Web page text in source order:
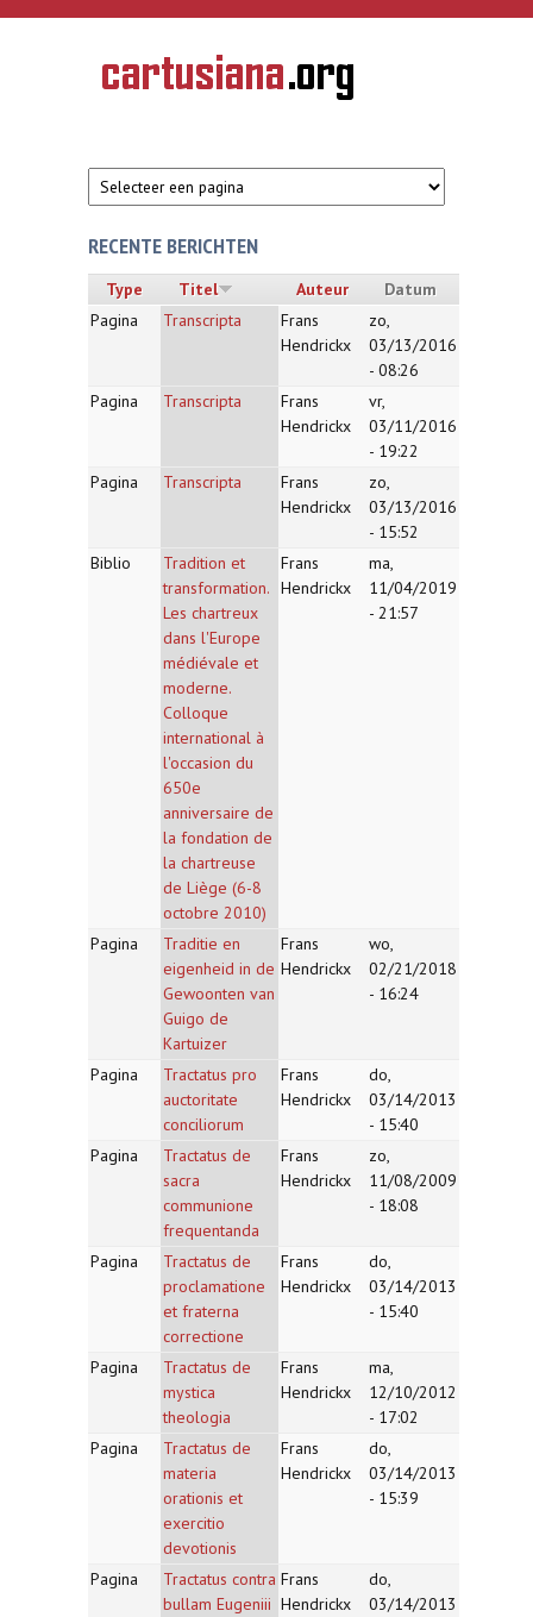
Overslaan en naar de inhoud gaan
CARTUSIANA
Geschiedenis
van de
RECENTE BERICHTEN
Type Titel Auteur
Datum
Pagina
Transcripta
Frans
Hendrickx
zo,
03/13/2016
- 08:26
Pagina
Transcripta
Frans
Hendrickx
vr,
03/11/2016
- 19:22
Pagina
Transcripta
Frans
Hendrickx
zo,
03/13/2016
- 15:52
Biblio
Tradition et
transformation.
Les chartreux
dans l'Europe
médiévale et
moderne.
Colloque
international à
l'occasion du
650e
anniversaire de
la fondation de
la chartreuse
de Liège (6-8
octobre 2010)
Frans
Hendrickx
ma,
11/04/2019
- 21:57
Pagina
Traditie en
eigenheid in de
Gewoonten van
Guigo de
Kartuizer
Frans
Hendrickx
wo,
02/21/2018
- 16:24
Pagina
Tractatus pro
auctoritate
conciliorum
Frans
Hendrickx
do,
03/14/2013
- 15:40
Pagina
Tractatus de
sacra
communione
frequentanda
Frans
Hendrickx
zo,
11/08/2009
- 18:08
Pagina
Tractatus de
proclamatione
et fraterna
correctione
Frans
Hendrickx
do,
03/14/2013
- 15:40
Pagina
Tractatus de
mystica
theologia
Frans
Hendrickx
ma,
12/10/2012
- 17:02
Pagina
Tractatus de
materia
orationis et
exercitio
devotionis
Frans
Hendrickx
do,
03/14/2013
- 15:39
Pagina
Tractatus contra
bullam Eugeniii
Frans
Hendrickx
do,
03/14/2013